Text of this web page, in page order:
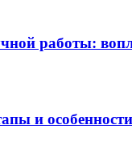
работы:
и